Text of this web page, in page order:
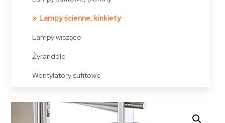
Lampy ścienne, kinkiety
Lampy wiszące
Żyrandole
Wentylatory sufitowe